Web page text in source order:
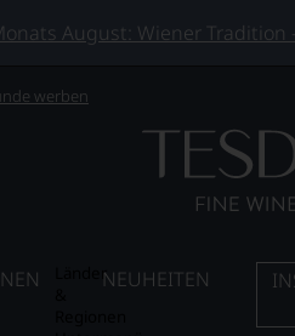
August: Wiener Tradition
werben
LänderNEUHEITEN